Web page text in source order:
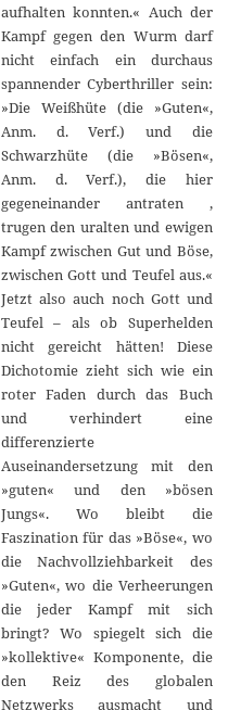
aufhalten konnten.« Auch der
Kampf gegen den Wurm darf
nicht einfach ein durchaus
spannender Cyberthriller sein:
»Die Weißhüte (die »Guten«,
Anm. d. Verf.) und die
Schwarzhüte (die »Bösen«,
Anm. d. Verf.), die hier
gegeneinander antraten ,
trugen den uralten und ewigen
Kampf zwischen Gut und Böse,
zwischen Gott und Teufel aus.«
Jetzt also auch noch Gott und
Teufel – als ob Superhelden
nicht gereicht hätten! Diese
Dichotomie zieht sich wie ein
roter Faden durch das Buch
und verhindert eine
differenzierte
Auseinandersetzung mit den
»guten« und den »bösen
Jungs«. Wo bleibt die
Faszination für das »Böse«, wo
die Nachvollziehbarkeit des
»Guten«, wo die Verheerungen
die jeder Kampf mit sich
bringt? Wo spiegelt sich die
»kollektive« Komponente, die
den Reiz des globalen
Netzwerks ausmacht und